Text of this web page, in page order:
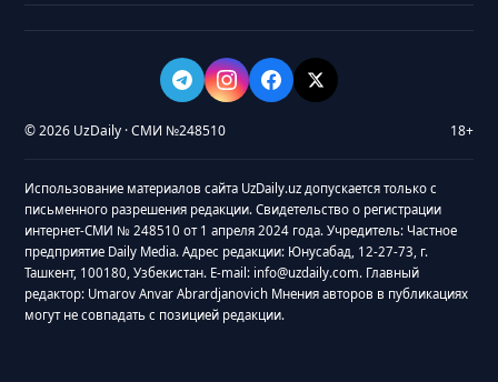
© 2026 UzDaily · СМИ №248510 18+
Использование материалов сайта UzDaily.uz допускается только с
письменного разрешения редакции. Свидетельство о регистрации
интернет-СМИ № 248510 от 1 апреля 2024 года. Учредитель: Частное
предприятие Daily Media. Адрес редакции: Юнусабад, 12-27-73, г.
Ташкент, 100180, Узбекистан. E-mail: info@uzdaily.com. Главный
редактор: Umarov Anvar Abrardjanovich Мнения авторов в публикациях
могут не совпадать с позицией редакции.